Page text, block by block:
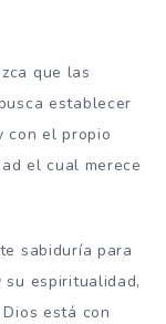
que las
establecer
con el propio
el cual merece
sabiduría para
espiritualidad,
está con